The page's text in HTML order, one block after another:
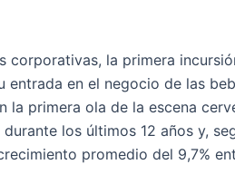
la primera
en el negocio de las
la primera ola de la escena
los últimos 12 años y,
promedio del 9,7%